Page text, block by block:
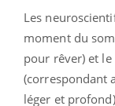
Les
moment du
pour rêver) et
(correspondant
léger et